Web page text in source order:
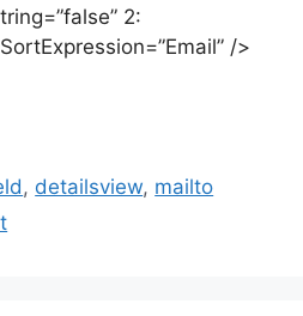
2:
/>
, detailsview, mailto